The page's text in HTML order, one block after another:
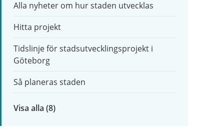
Alla nyheter om hur staden utvecklas
Hitta projekt
Tidslinje för stadsutvecklingsprojekt i
Göteborg
Så planeras staden
Visa alla inom
(8)